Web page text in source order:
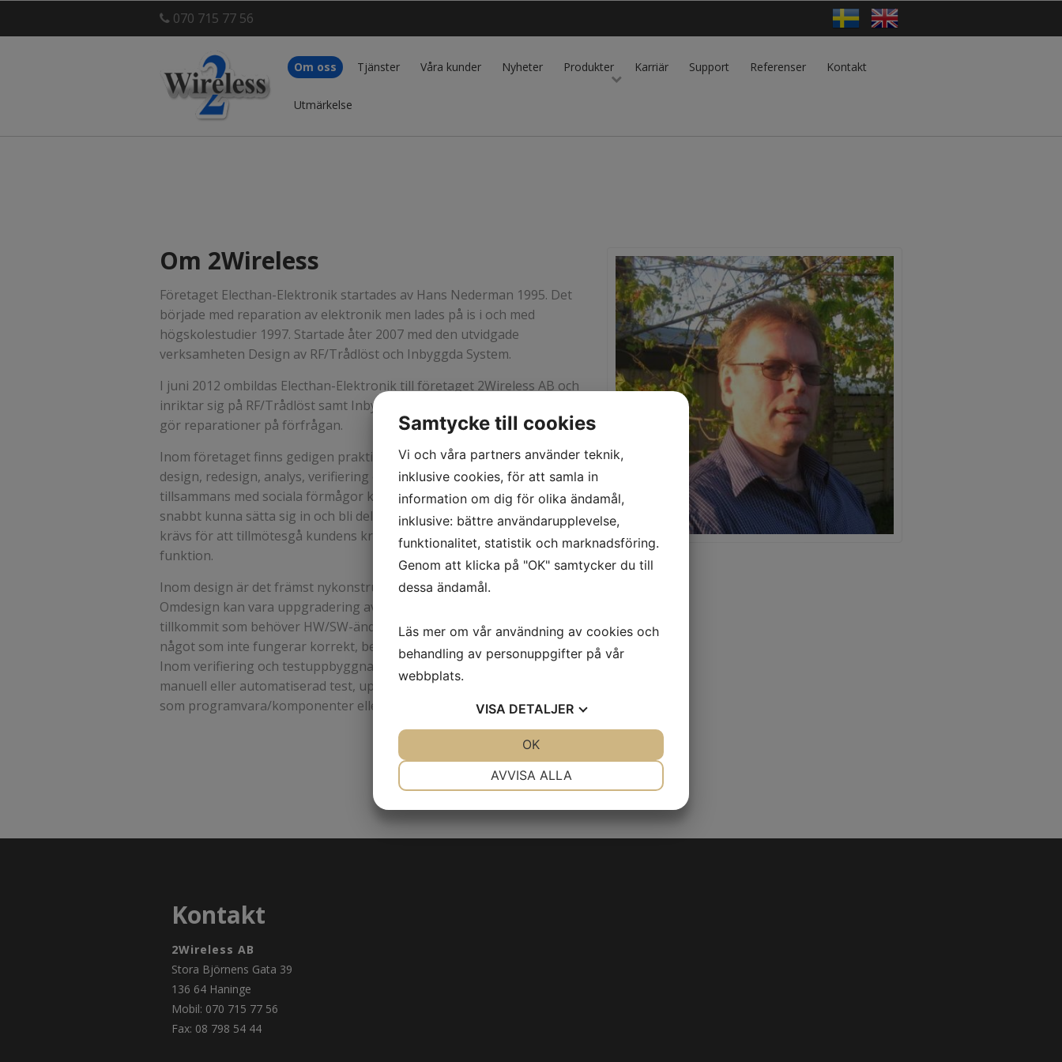
070 715 77 56
Om oss Tjänster Våra kunder Nyheter Produkter Karriär Support Referenser Kontakt
Utmärkelse
Om 2Wireless
Företaget Electhan-Elektronik startades av Hans Nederman 1995. Det
började med reparation av elektronik men lades på is i och med
högskolestudier 1997. Startade åter 2007 med den utvidgade
verksamheten Design av RF/Trådlöst och Inbyggda System.
I juni 2012 ombildas Electhan-Elektronik till företaget 2Wireless AB och
inriktar sig på RF/Trådlöst samt Inbyggda System HW / SW. Företaget
gör reparationer på förfrågan.
Inom företaget finns gedigen praktisk och teoretisk erfarenhet inom
design, redesign, analys, verifiering och test, vilket gör det möjligt att
tillsammans med sociala förmågor kunna ta helhetsåtagande eller att
snabbt kunna sätta sig in och bli delaktig i ett påbörjat projekt. Detta
krävs för att tillmötesgå kundens krav på professionalitet, kvalitet och
funktion.
Inom design är det främst nykonstruktion, från idee´ till färdig produkt.
Omdesign kan vara uppgradering av komponenter, LTB, funktion som
tillkommit som behöver HW/SW-ändring. Analys och åtgärder kan vara
något som inte fungerar korrekt, behöver analyseras och fel åtgärdas.
Inom verifiering och testuppbyggnad är det främst nykonstruktion av
manuell eller automatiserad test, uppgradering av befintlig utrustning
som programvara/komponenter eller göra befintlig test mer effektiv.
Kontakt
2Wireless AB
Stora Björnens Gata 39
136 64 Haninge
Mobil: 070 715 77 56
Fax: 08 798 54 44
Samtycke till cookies
Vi och våra partners använder teknik,
inklusive cookies, för att samla in
information om dig för olika ändamål,
inklusive: bättre användarupplevelse,
funktionalitet, statistik och marknadsföring.
Genom att klicka på "OK" samtycker du till
dessa ändamål.
Läs mer om vår användning av cookies och
behandling av personuppgifter på vår
webbplats.
VISA DETALJER
AVVISA ALLA
OK